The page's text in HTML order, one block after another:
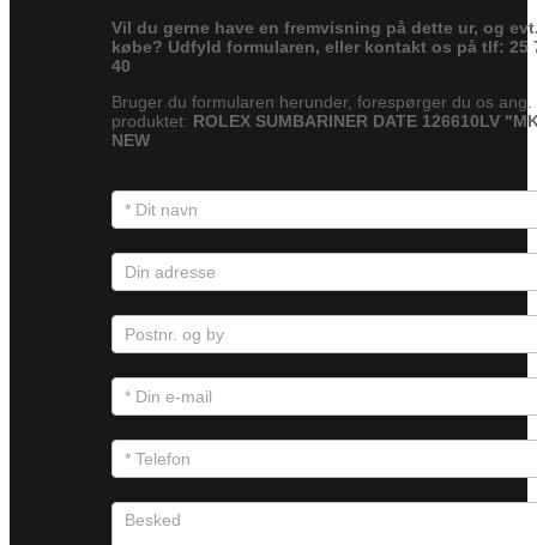
Vil du gerne have en fremvisning på dette ur, og
købe? Udfyld formularen, eller kontakt os på tlf: 25
40
Bruger du formularen herunder, forespørger du os ang.
produktet: ROLEX SUMBARINER DATE 126610LV
NEW